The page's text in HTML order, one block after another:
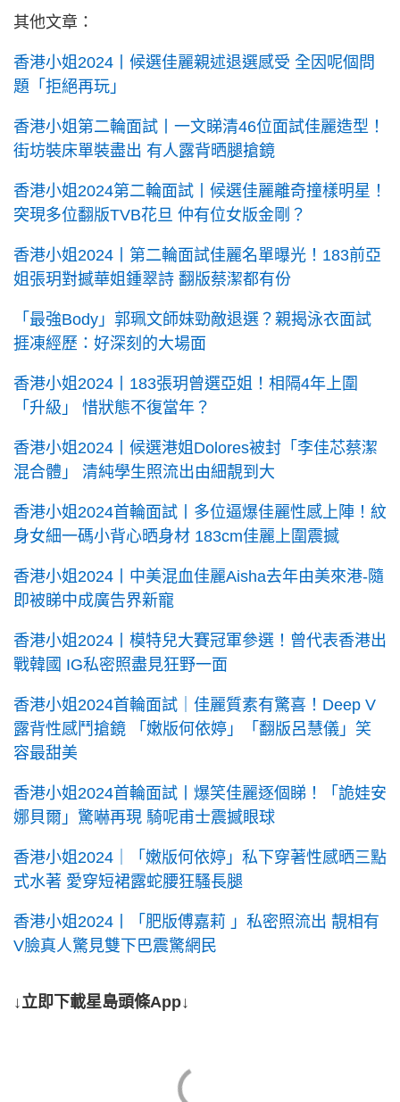
其他文章：
香港小姐2024丨候選佳麗親述退選感受 全因呢個問
題「拒絕再玩」
香港小姐第二輪面試丨一文睇清46位面試佳麗造型！
街坊裝床單裝盡出 有人露背晒腿搶鏡
香港小姐2024第二輪面試丨候選佳麗離奇撞樣明星！
突現多位翻版TVB花旦 仲有位女版金剛？
香港小姐2024丨第二輪面試佳麗名單曝光！183前亞
姐張玥對撼華姐鍾翠詩 翻版蔡潔都有份
「最強Body」郭珮文師妹勁敵退選？親揭泳衣面試
捱凍經歷：好深刻的大場面
香港小姐2024丨183張玥曾選亞姐！相隔4年上圍
「升級」 惜狀態不復當年？
香港小姐2024丨候選港姐Dolores被封「李佳芯蔡潔
混合體」 清純學生照流出由細靚到大
香港小姐2024首輪面試丨多位逼爆佳麗性感上陣！紋
身女細一碼小背心晒身材 183cm佳麗上圍震撼
香港小姐2024丨中美混血佳麗Aisha去年由美來港-隨
即被睇中成廣告界新寵
香港小姐2024丨模特兒大賽冠軍參選！曾代表香港出
戰韓國 IG私密照盡見狂野一面
香港小姐2024首輪面試｜佳麗質素有驚喜！Deep V
露背性感鬥搶鏡 「嫩版何依婷」「翻版呂慧儀」笑
容最甜美
香港小姐2024首輪面試丨爆笑佳麗逐個睇！「詭娃安
娜貝爾」驚嚇再現 騎呢甫士震撼眼球
香港小姐2024｜「嫩版何依婷」私下穿著性感晒三點
式水著 愛穿短裙露蛇腰狂騷長腿
香港小姐2024丨「肥版傅嘉莉 」私密照流出 靚相有
V臉真人驚見雙下巴震驚網民
↓立即下載星島頭條App↓